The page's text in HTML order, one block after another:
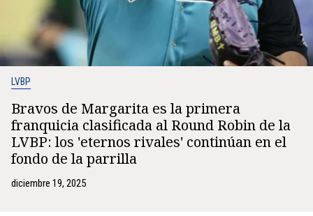
LVBP
Bravos de Margarita es la primera
franquicia clasificada al Round Robin de la
LVBP: los 'eternos rivales' continúan en el
fondo de la parrilla
diciembre 19, 2025